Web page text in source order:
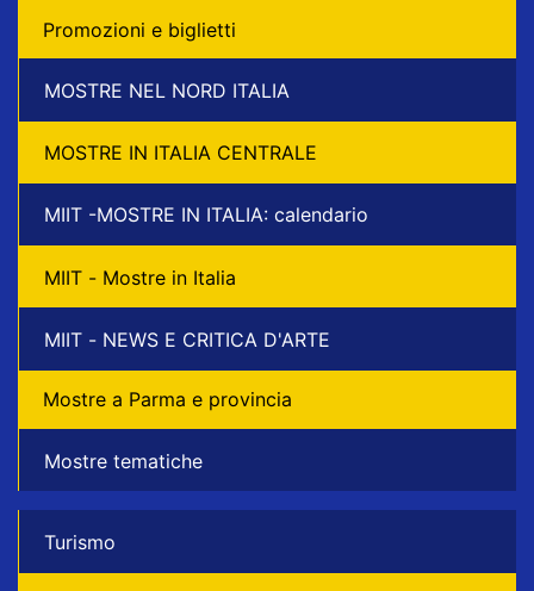
Promozioni e biglietti
MOSTRE NEL NORD ITALIA
MOSTRE IN ITALIA CENTRALE
MIIT -MOSTRE IN ITALIA: calendario
MIIT - Mostre in Italia
MIIT - NEWS E CRITICA D'ARTE
Mostre a Parma e provincia
Mostre tematiche
Turismo